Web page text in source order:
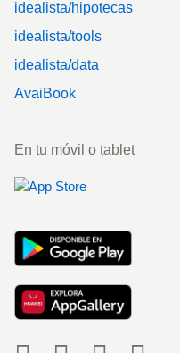
idealista/hipotecas
idealista/tools
idealista/data
AvaiBook
En tu móvil o tablet